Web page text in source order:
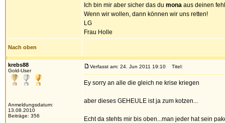
Ich bin mir aber sicher das du mona aus deinen
Wenn wir wollen, dann können wir uns retten!
LG
Frau Holle
Nach oben
krebs88
Gold-User
Anmeldungsdatum:
13.08.2010
Beiträge: 356
Verfasst am: 24. Jun 2011 19:10 Titel:
Ey sorry an alle die gleich ne krise kriegen
aber dieses GEHEULE ist ja zum kotzen...
Echt da stehts mir bis oben...man jeder hat sein